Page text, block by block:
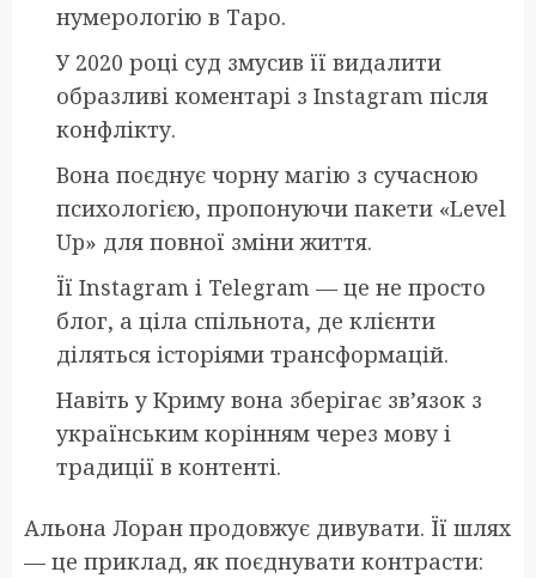
нумерологію в Таро.
У 2020 році суд змусив її видалити
образливі коментарі з Instagram після
конфлікту.
Вона поєднує чорну магію з сучасною
психологією, пропонуючи пакети «Level
Up» для повної зміни життя.
Її Instagram і Telegram — це не просто
блог, а ціла спільнота, де клієнти
діляться історіями трансформацій.
Навіть у Криму вона зберігає зв’язок з
українським корінням через мову і
традиції в контенті.
Альона Лоран продовжує дивувати. Її шлях
— це приклад, як поєднувати контрасти: